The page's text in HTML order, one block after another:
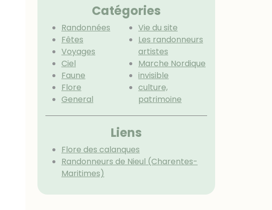
Catégories
Randonnées
Fêtes
Voyages
Ciel
Faune
Flore
General
Vie du site
Les randonneurs
artistes
Marche Nordique
invisible
culture,
patrimoine
Menu extra
Liens
Flore des calanques
Randonneurs de Nieul (Charentes-
Maritimes)